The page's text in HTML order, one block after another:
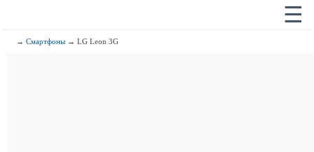
☰
→Смартфоны → LG Leon 3G